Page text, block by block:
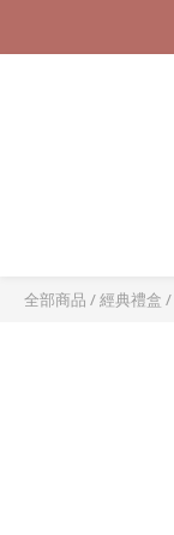
全部商品 /經典禮盒 /